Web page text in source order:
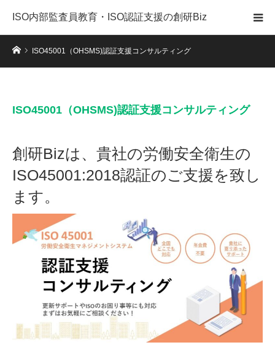
ISO内部監査員教育・ISO認証支援の創研Biz
ホームISO45001（OHSMS)認証支援コンサルティング
ISO45001（OHSMS)認証支援コンサルティング
創研Bizは、貴社の労働安全衛生の
ISO45001:2018認証のご支援を致し
ます。